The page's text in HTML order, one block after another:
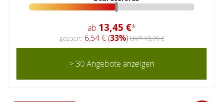
ab 13,45 €*
gespart: 6,54 € (33%)UVP 19,99 €
> 30 Angebote anzeigen